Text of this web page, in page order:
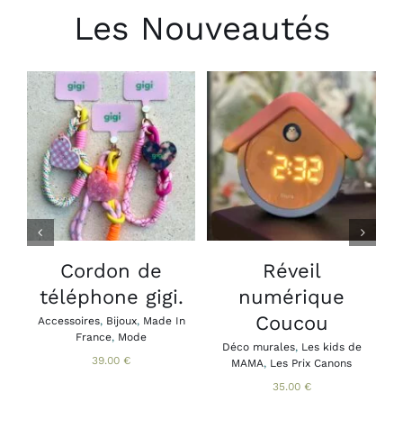
Les Nouveautés
CHOIX DES
OPTIONS
CE
PRODUIT
A
PLUSIEURS
VARIATIONS.
LES
OPTIONS
PEUVENT
ÊTRE
CHOISIES
/
DÉTAILS
Cordon de
téléphone gigi.
Accessoires, Bijoux, Made In
France, Mode
39.00 €
AJOUTER AU
PANIER
/
DÉTAILS
Réveil
numérique
Coucou
Déco murales, Les kids de
MAMA, Les Prix Canons
35.00 €